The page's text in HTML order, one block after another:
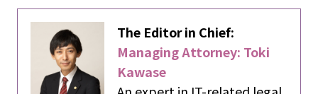
The Editor in Chief:
Managing Attorney: Toki
Kawase